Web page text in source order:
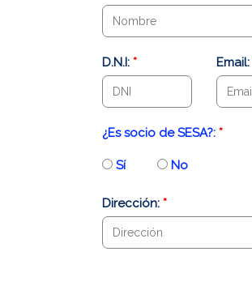
D.N.I: * Email:
¿Es socio de SESA?: *
Sí No
Dirección: *